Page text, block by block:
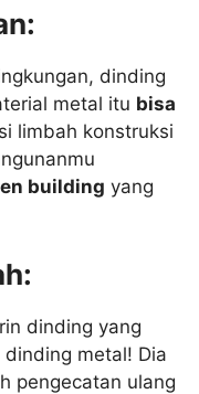
dinding
metal itu bisa
limbah konstruksi
building yang
dinding yang
metal! Dia
pengecatan ulang